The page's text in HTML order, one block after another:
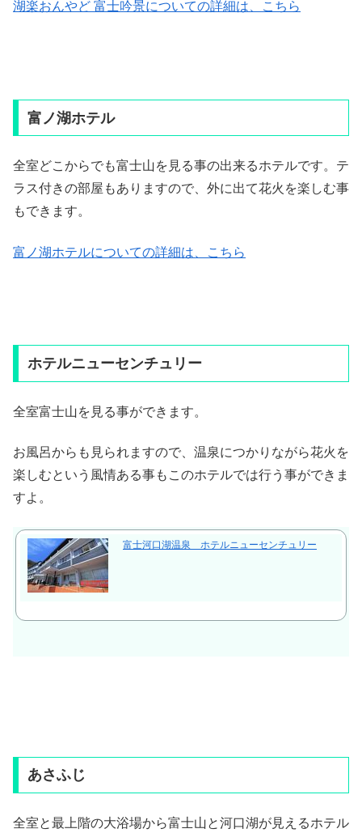
湖楽おんやど 富士吟景についての詳細は、こちら
富ノ湖ホテル
全室どこからでも富士山を見る事の出来るホテルです。テ
ラス付きの部屋もありますので、外に出て花火を楽しむ事
もできます。
富ノ湖ホテルについての詳細は、こちら
ホテルニューセンチュリー
全室富士山を見る事ができます。
お風呂からも見られますので、温泉につかりながら花火を
楽しむという風情ある事もこのホテルでは行う事ができま
すよ。
富士河口湖温泉 ホテルニューセンチュリー
あさふじ
全室と最上階の大浴場から富士山と河口湖が見えるホテル